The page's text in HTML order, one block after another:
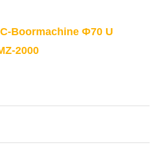
Boormachine Φ70 U
2000